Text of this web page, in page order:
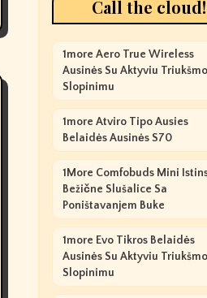
Call the cloud!
1more Aero True Wireless
Ausinės Su Aktyviu Triukšmo
Slopinimu
1more Atviro Tipo Ausies
Belaidės Ausinės S70
1More Comfobuds Mini
Bežične Slušalice Sa
Poništavanjem Buke
1more Evo Tikros Belaidės
Ausinės Su Aktyviu Triukšmo
Slopinimu